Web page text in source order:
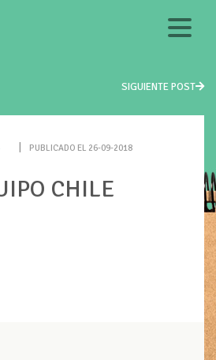
SIGUIENTE POST
PUBLICADO EL 26-09-2018
CHILE